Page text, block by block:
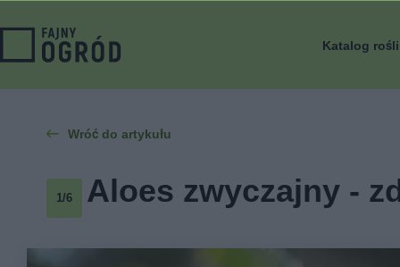
Katalog
Wróć do artykułu
1/6 Aloes zwyczajny -